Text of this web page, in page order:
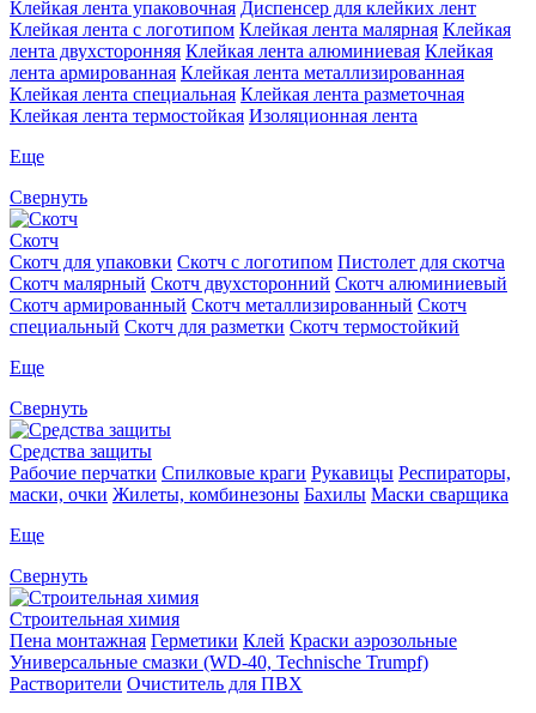
Клейкая лента упаковочная Диспенсер для клейких лент
Клейкая лента с логотипом Клейкая лента малярная Клейкая
лента двухсторонняя Клейкая лента алюминиевая Клейкая
лента армированная Клейкая лента металлизированная
Клейкая лента специальная Клейкая лента разметочная
Клейкая лента термостойкая Изоляционная лента
Еще
Свернуть
Скотч
Скотч для упаковки Скотч с логотипом Пистолет для скотча
Скотч малярный Скотч двухсторонний Скотч алюминиевый
Скотч армированный Скотч металлизированный Скотч
специальный Скотч для разметки Скотч термостойкий
Еще
Свернуть
Средства защиты
Рабочие перчатки Спилковые краги Рукавицы Респираторы,
маски, очки Жилеты, комбинезоны Бахилы Маски сварщика
Еще
Свернуть
Строительная химия
Пена монтажная Герметики Клей Краски аэрозольные
Универсальные смазки (WD-40, Technische Trumpf)
Растворители Очиститель для ПВХ